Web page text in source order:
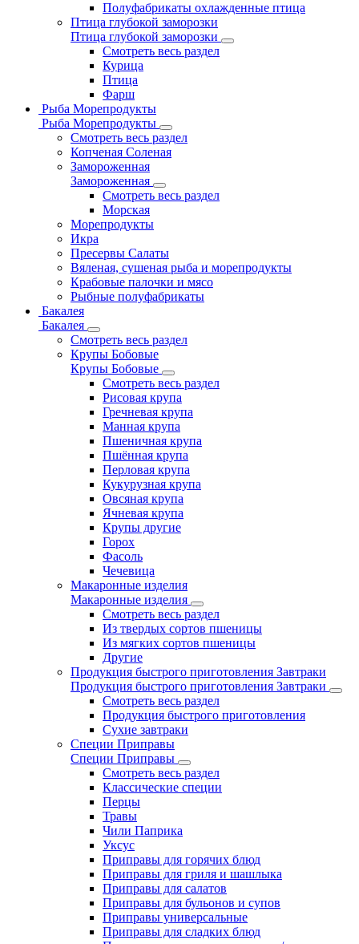
Полуфабрикаты охлажденные птица
Птица глубокой заморозки
Птица глубокой заморозки
Смотреть весь раздел
Курица
Птица
Фарш
Рыба Морепродукты
Рыба Морепродукты
Смотреть весь раздел
Копченая Соленая
Замороженная
Замороженная
Смотреть весь раздел
Морская
Морепродукты
Икра
Пресервы Салаты
Вяленая, сушеная рыба и морепродукты
Крабовые палочки и мясо
Рыбные полуфабрикаты
Бакалея
Бакалея
Смотреть весь раздел
Крупы Бобовые
Крупы Бобовые
Смотреть весь раздел
Рисовая крупа
Гречневая крупа
Манная крупа
Пшеничная крупа
Пшённая крупа
Перловая крупа
Кукурузная крупа
Овсяная крупа
Ячневая крупа
Крупы другие
Горох
Фасоль
Чечевица
Макаронные изделия
Макаронные изделия
Смотреть весь раздел
Из твердых сортов пшеницы
Из мягких сортов пшеницы
Другие
Продукция быстрого приготовления Завтраки
Продукция быстрого приготовления Завтраки
Смотреть весь раздел
Продукция быстрого приготовления
Сухие завтраки
Специи Приправы
Специи Приправы
Смотреть весь раздел
Классические специи
Перцы
Травы
Чили Паприка
Уксус
Приправы для горячих блюд
Приправы для гриля и шашлыка
Приправы для салатов
Приправы для бульонов и супов
Приправы универсальные
Приправы для сладких блюд